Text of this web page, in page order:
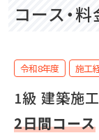
コース・料
令和8年度 施⼯
1級 建築施
2日間コース